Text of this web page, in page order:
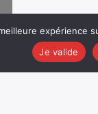
Je valide